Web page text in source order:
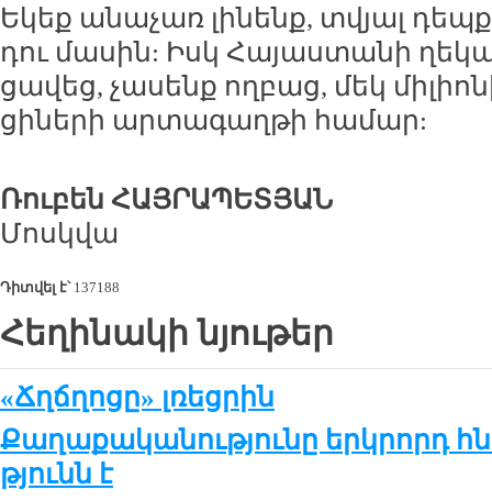
Ե­կեք ա­նա­չառ լի­նենք, տվյալ
դու մա­սին: Իսկ Հա­յաս­տա­նի
ցա­վեց, չա­սենք ող­բաց, մեկ
ցի­նե­րի ար­տա­գաղ­թի հա­մար:
Ռու­բեն ՀԱՅ­ՐԱ­ՊԵ­ՏՅԱՆ
Մոսկ­վա
Դիտվել է՝137188
Հեղինակի նյութեր
«Ճղճղոցը» լռեցրին
Քա­ղա­քա­կա­նու­թ­յու­նը երկ­րորդ
թ­յունն է